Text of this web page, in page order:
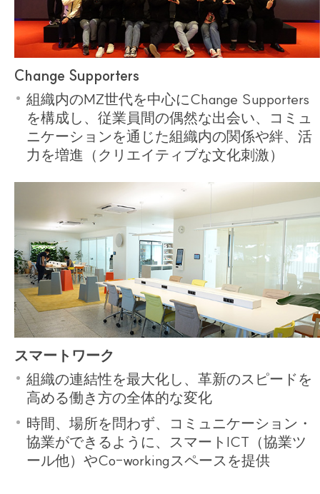
Change Supporters
組織内のMZ世代を中心にChange Supporters
を構成し、従業員間の偶然な出会い、コミュ
ニケーションを通じた組織内の関係や絆、活
力を増進（クリエイティブな文化刺激）
スマートワーク
組織の連結性を最大化し、革新のスピードを
高める働き方の全体的な変化
時間、場所を問わず、コミュニケーション・
協業ができるように、スマートICT（協業ツ
ール他）やCo-workingスペースを提供